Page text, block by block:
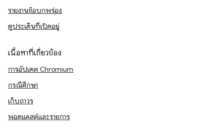
รายงานข้อบกพร่อง
ดูประเด็นที่เปิดอยู่
เนื้อหาที่เกี่ยวข้อง
การอัปเดต Chromium
กรณีศึกษา
เก็บถาวร
พอดแคสต์และรายการ